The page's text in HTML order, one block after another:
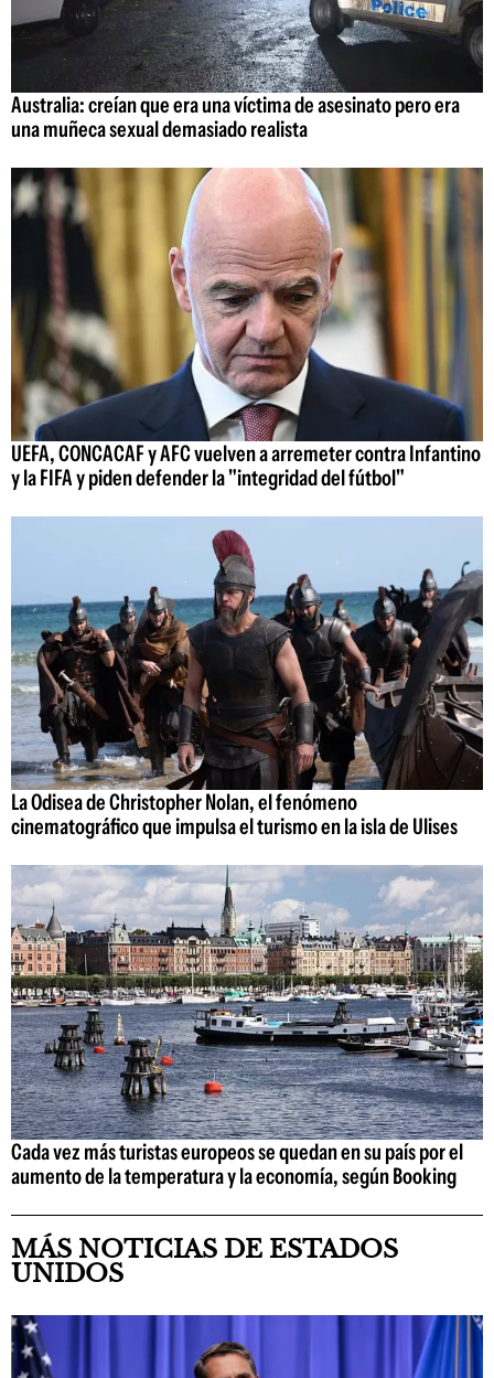
Australia: creían que era una víctima de asesinato pero era
una muñeca sexual demasiado realista
UEFA, CONCACAF y AFC vuelven a arremeter contra Infantino
y la FIFA y piden defender la "integridad del fútbol"
La Odisea de Christopher Nolan, el fenómeno
cinematográfico que impulsa el turismo en la isla de Ulises
Cada vez más turistas europeos se quedan en su país por el
aumento de la temperatura y la economía, según Booking
MÁS NOTICIAS DE ESTADOS
UNIDOS